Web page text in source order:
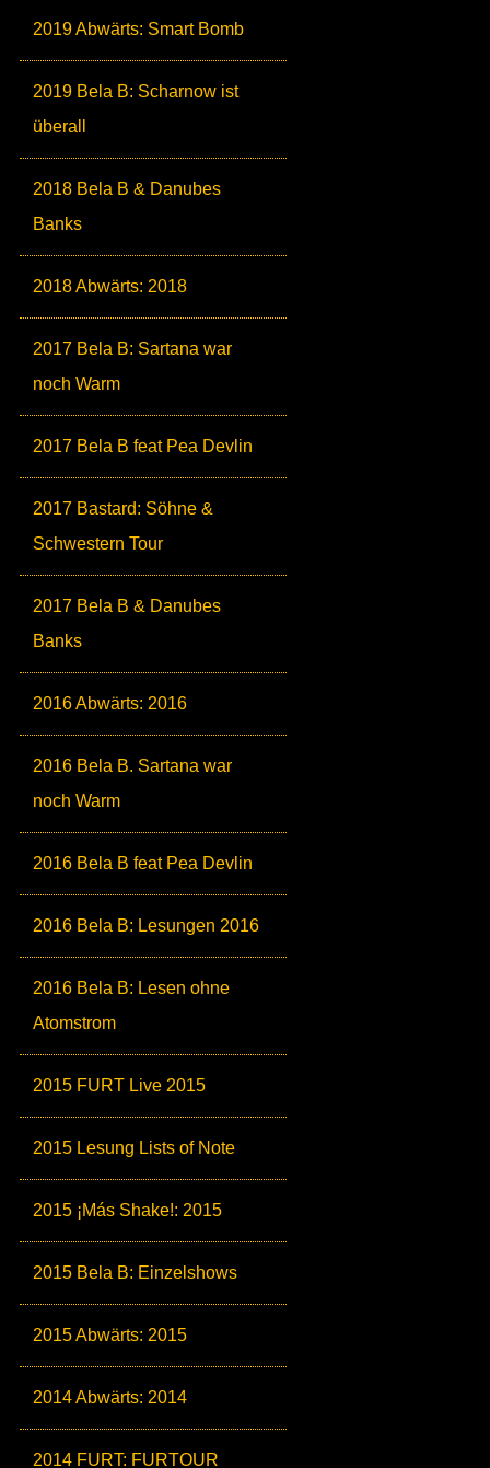
2019 Abwärts: Smart Bomb
2019 Bela B: Scharnow ist
überall
2018 Bela B & Danubes
Banks
2018 Abwärts: 2018
2017 Bela B: Sartana war
noch Warm
2017 Bela B feat Pea Devlin
2017 Bastard: Söhne &
Schwestern Tour
2017 Bela B & Danubes
Banks
2016 Abwärts: 2016
2016 Bela B. Sartana war
noch Warm
2016 Bela B feat Pea Devlin
2016 Bela B: Lesungen 2016
2016 Bela B: Lesen ohne
Atomstrom
2015 FURT Live 2015
2015 Lesung Lists of Note
2015 ¡Más Shake!: 2015
2015 Bela B: Einzelshows
2015 Abwärts: 2015
2014 Abwärts: 2014
2014 FURT: FURTOUR